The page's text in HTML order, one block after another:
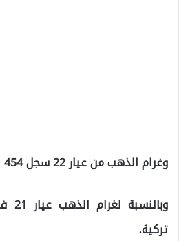
وغرام الذهب من عيار 22 سجل 454 ليرة تركية.
تركية.